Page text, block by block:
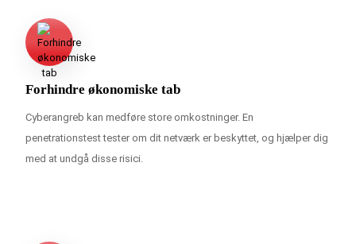
Forhindre økonomiske tab
Cyberangreb kan medføre store omkostninger. En
penetrationstest tester om dit netværk er beskyttet, og hjælper dig
med at undgå disse risici.